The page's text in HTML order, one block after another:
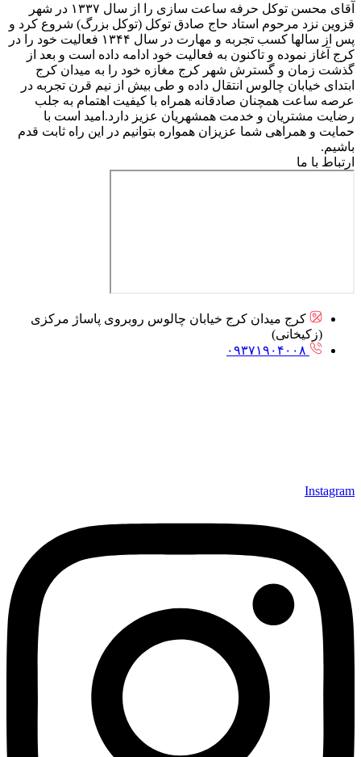
آقای محسن توکل حرفه ساعت سازی را از سال ۱۳۳۷ در شهر
قزوین نزد مرحوم استاد حاج صادق توکل (توکل بزرگ) شروع کرد و
پس از سالها کسب تجربه و مهارت در سال ۱۳۴۴ فعالیت خود را در
کرج آغاز نموده و تاکنون به فعالیت خود ادامه داده است و بعد از
گذشت زمان و گسترش شهر کرج مغازه خود را به میدان کرج
ابتدای خیابان چالوس انتقال داده و طی بیش از نیم قرن تجربه در
عرصه ساعت همچنان صادقانه همراه با کیفیت اهتمام به جلب
رضایت مشتریان و خدمت همشهریان عزیز دارد.امید است با
حمایت و همراهی شما عزیزان همواره بتوانیم در این راه ثابت قدم
باشیم.
ارتباط با ما
کرج میدان کرج خیابان چالوس روبروی پاساژ مرکزی
(زکیخانی)
۰۹۳۷۱۹۰۴۰۰۸
Instagram